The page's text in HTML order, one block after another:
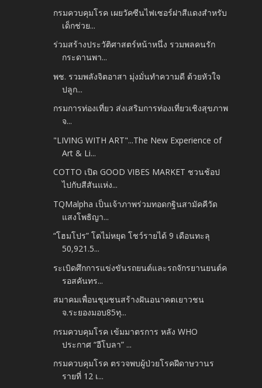
กรมควบคุมโรค เผยวัคซีนไฟเซอร์ฝาสีแดงสำหรับ
เด็กช่วย...
ร่วมสร้างประวัติศาสตร์หน้าหนึ่ง รวมพลคนรัก
กระดานพา...
พช. รวมพลังจิตอาสา มุ่งมั่นทำความดี ด้วยหัวใจ
ปลูก...
กรมการท่องเที่ยว ส่งเสริมการท่องเที่ยวเชิงสุขภาพ
จ...
"LIVING WITH ART"...The New Experience of
Art & Li...
COTTO เปิด GOOD VIBES MARKET ชวนช้อป
ไปกับสีสันแห่ง...
TQMalpha เป็นเจ้าภาพร่วมทอดกฐินสามัคคีวัด
แสงโพธิญา...
“โฮมโปร” โตไม่หยุด โชว์รายได้ 9 เดือนทะลุ
50,921.5...
ระเบิดศึกการแข่งขันรถยนต์และรถจักรยานยนต์ค
รอสคันทร...
สมาคมเพื่อนชุมชนสร้างฝันอนาคตเยาวชน
จ.ระยองมอบ85ทุ...
กรมควบคุมโรค เข้มมาตรการ หลัง WHO
ประกาศ “อีโบลา” ...
กรมควบคุมโรค ตรวจพบผู้ป่วยโรคฝีดาษวานร
รายที่ 12 เ...